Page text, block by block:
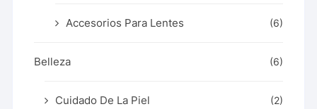
Accesorios Para Lentes (6)
Belleza (6)
Cuidado De La Piel (2)